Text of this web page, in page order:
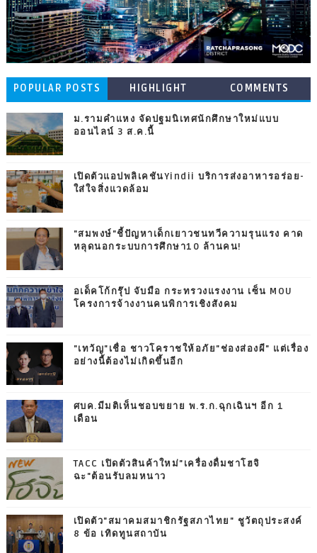
POPULAR POSTS HIGHLIGHT COMMENTS
ม.รามคำแหง จัดปฐมนิเทศนักศึกษาใหม่แบบ
ออนไลน์ 3 ส.ค.นี้
เปิดตัวแอปพลิเคชันYindii บริการส่งอาหารอร่อย-
ใส่ใจสิ่งแวดล้อม
"สมพงษ์"ชี้ปัญหาเด็กเยาวชนทวีความรุนแรง คาด
หลุดนอกระบบการศึกษา10 ล้านคน!
อเด็คโก้กรุ๊ป จับมือ กระทรวงแรงงาน เซ็น MOU
โครงการจ้างงานคนพิการเชิงสังคม
"เทวัญ"เชื่อ ชาวโคราชให้อภัย"ช่องส่องผี" แต่เรื่อง
อย่างนี้ต้องไม่เกิดขึ้นอีก
ศบค.มีมติเห็นชอบขยาย พ.ร.ก.ฉุกเฉินฯ อีก 1
เดือน
TACC เปิดตัวสินค้าใหม่"เครื่องดื่มชาโฮจิ
ฉะ"ต้อนรับลมหนาว
เปิดตัว"สมาคมสมาชิกรัฐสภาไทย" ชูวัตถุประสงค์
8 ข้อ เทิดทูนสถาบัน